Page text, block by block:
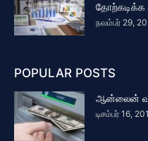
தோற்கடிக்க
நவம்பர் 29,
POPULAR POSTS
ஆன்லைன்
டிசம்பர் 16,